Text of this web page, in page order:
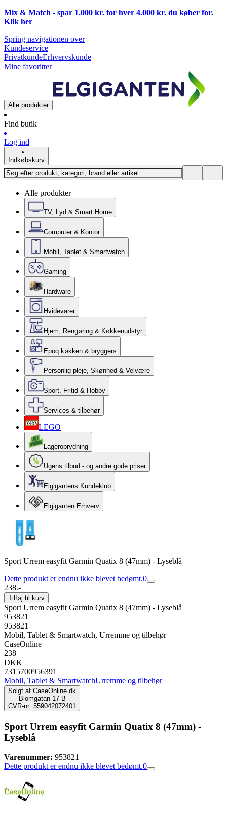
Mix & Match - spar 1.000 kr. for hver 4.000 kr. du køber for.
Klik her
Spring navigationen over
Kundeservice
PrivatkundeErhvervskunde
Mine favoritter
Alle produkter
Find butik
Log ind
Indkøbskurv
Alle produkter
TV, Lyd & Smart Home
Computer & Kontor
Mobil, Tablet & Smartwatch
Gaming
Hardware
Hvidevarer
Hjem, Rengøring & Køkkenudstyr
Epoq køkken & bryggers
Personlig pleje, Skønhed & Velvære
Sport, Fritid & Hobby
Services & tilbehør
LEGO
Lageroprydning
Ugens tilbud - og andre gode priser
Elgigantens Kundeklub
Elgiganten Erhverv
Sport Urrem easyfit Garmin Quatix 8 (47mm) - Lyseblå
Dette produkt er endnu ikke blevet bedømt.0
238.-
Tilføj til kurv
Sport Urrem easyfit Garmin Quatix 8 (47mm) - Lyseblå
953821
953821
Mobil, Tablet & Smartwatch, Urremme og tilbehør
CaseOnline
238
DKK
7315700956391
Mobil, Tablet & SmartwatchUrremme og tilbehør
Solgt af CaseOnline.dk
Blomgatan 17 B
CVR-nr: 559042072401
Sport Urrem easyfit Garmin Quatix 8 (47mm) -
Lyseblå
Varenummer: 953821
Dette produkt er endnu ikke blevet bedømt.0